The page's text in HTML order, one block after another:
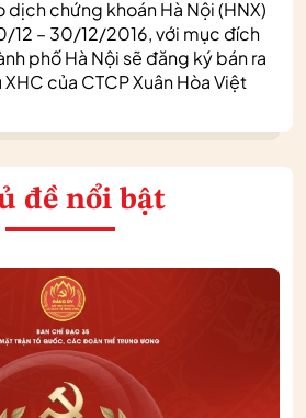
dịch chứng khoán Hà Nội (HNX)
12 – 30/12/2016, với mục đích
phố Hà Nội sẽ đăng ký bán ra
của CTCP Xuân Hòa Việt
đề nổi bật